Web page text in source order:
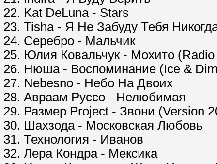
22. Kat DeLuna - Stars
23. Tisha - Я Не Забуду Тебя
24. Серебро - Мальчик
25. Юлия Ковальчук - Мохито
26. Нюша - Воспоминание (Ice &
27. Nebesno - Небо На Двоих
28. Авраам Руссо - Нелюбимая
29. Размер Project - Звони (Version
30. Шахзода - Московская Любовь
31. Технология - Иванов
32. Лера Кондра - Мексика